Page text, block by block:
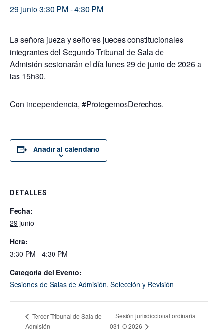
29 junio 3:30 PM-4:30 PM
La señora jueza y señores jueces constitucionales
integrantes del Segundo Tribunal de Sala de
Admisión sesionarán el día lunes 29 de junio de 2026 a
las 15h30.
Con independencia, #ProtegemosDerechos.
Añadir al calendario
DETALLES
Fecha:
29 junio
Hora:
3:30 PM - 4:30 PM
Categoría del Evento:
Sesiones de Salas de Admisión, Selección y Revisión
Tercer Tribunal de Sala de
Admisión
Sesión jurisdiccional ordinaria
031-O-2026